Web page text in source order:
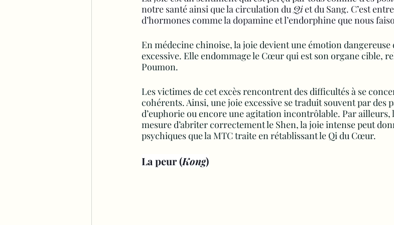
notre santé ainsi que la circulation du Qi et du Sang. C’est
d’hormones comme la dopamine et l’endorphine que nous
En médecine chinoise, la joie devient une émotion dangereuse
excessive. Elle endommage le Cœur qui est son organe cible,
Poumon.
Les victimes de cet excès rencontrent des difficultés à se
cohérents. Ainsi, une joie excessive se traduit souvent par des
d’euphorie ou encore une agitation incontrôlable. Par ailleurs,
mesure d’abriter correctement le Shen, la joie intense peut
psychiques que la MTC traite en rétablissant le Qi du Cœur.
La peur (Kong)